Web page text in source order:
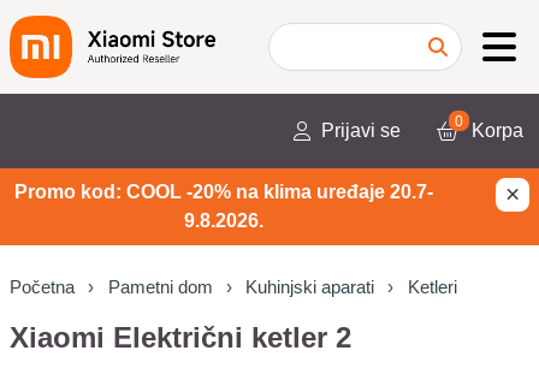
Prijavi se 0 Korpa
Promo kod: COOL -20% na klima uređaje 20.7-
9.8.2026.
×
Početna Pametni dom Kuhinjski aparati Ketleri
Xiaomi Električni ketler 2